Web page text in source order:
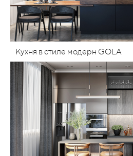
Кухня в стиле модерн GOLA